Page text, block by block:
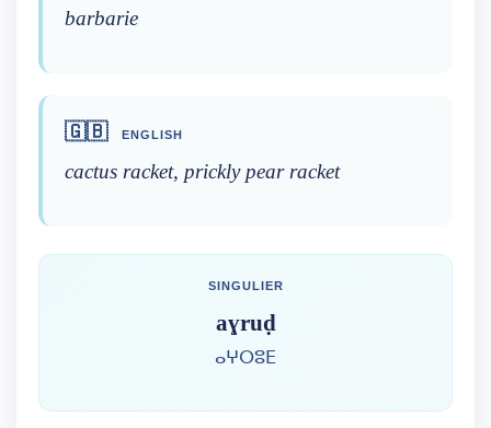
barbarie
🇬🇧 ENGLISH
cactus racket, prickly pear racket
SINGULIER
aɣruḍ
ⴰⵖⵔⵓⴹ